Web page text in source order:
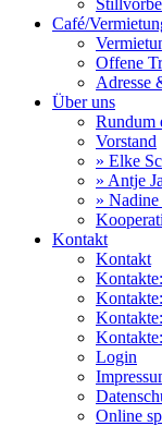
Café/
Offene
Adresse
Über uns
Rundum
Vorstand
» Elke
» Antje
» Nadine
Kontakt
Kontakt
Login
Online